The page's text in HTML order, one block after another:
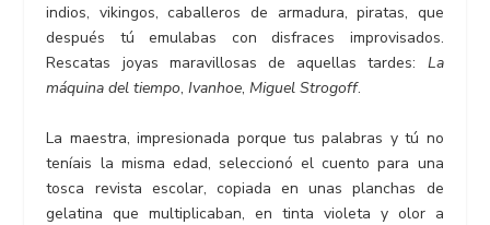
indios, vikingos, caballeros de armadura, piratas, que
después tú emulabas con disfraces improvisados.
Rescatas joyas maravillosas de aquellas tardes: La
máquina del tiempo,Ivanhoe,Miguel Strogoff.
La maestra, impresionada porque tus palabras y tú no
teníais la misma edad, seleccionó el cuento para una
tosca revista escolar, copiada en unas planchas de
gelatina que multiplicaban, en tinta violeta y olor a